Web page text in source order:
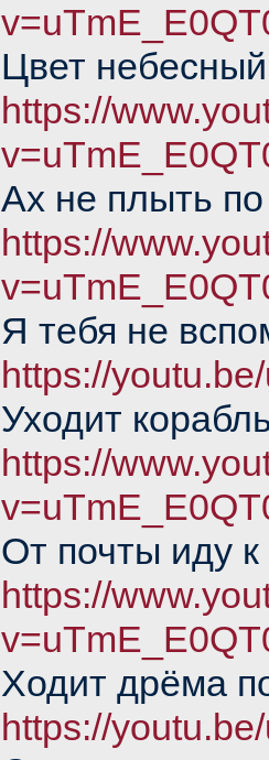
Цвет
https://
Ах не плыть
https://
Я тебя не
https://
Уходит
https://
От почты иду
https://
Ходит дрёма
https://